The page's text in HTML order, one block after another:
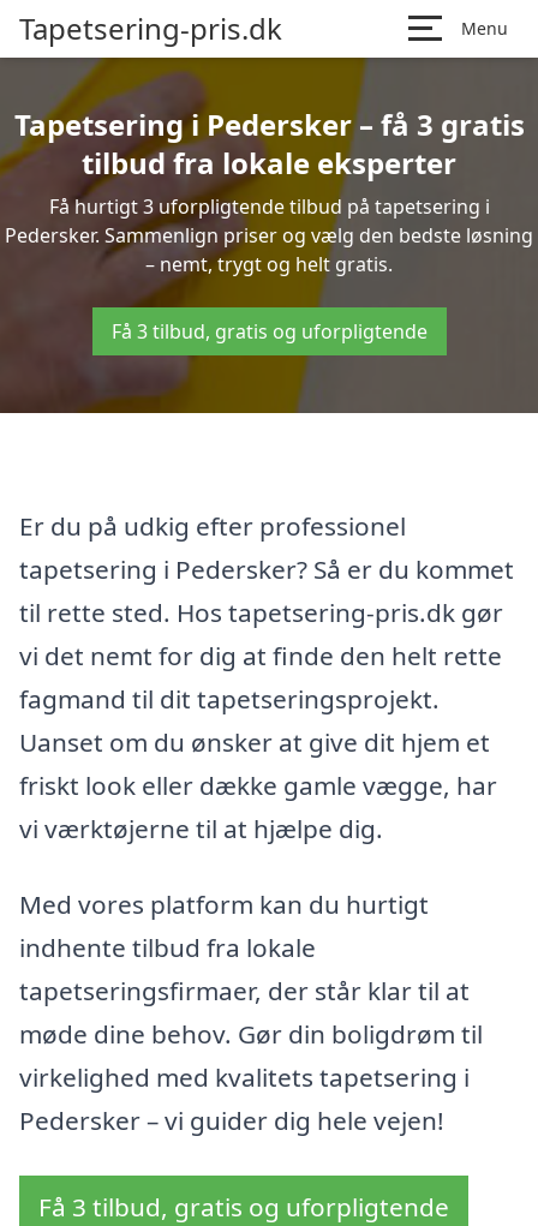
Tapetsering-pris.dk Menu
Tapetsering i Pedersker – få 3 gratis
tilbud fra lokale eksperter
Få hurtigt 3 uforpligtende tilbud på tapetsering i
Pedersker. Sammenlign priser og vælg den bedste løsning
– nemt, trygt og helt gratis.
Få 3 tilbud, gratis og uforpligtende
Er du på udkig efter professionel
tapetsering i Pedersker? Så er du kommet
til rette sted. Hos tapetsering-pris.dk gør
vi det nemt for dig at finde den helt rette
fagmand til dit tapetseringsprojekt.
Uanset om du ønsker at give dit hjem et
friskt look eller dække gamle vægge, har
vi værktøjerne til at hjælpe dig.
Med vores platform kan du hurtigt
indhente tilbud fra lokale
tapetseringsfirmaer, der står klar til at
møde dine behov. Gør din boligdrøm til
virkelighed med kvalitets tapetsering i
Pedersker – vi guider dig hele vejen!
Få 3 tilbud, gratis og uforpligtende